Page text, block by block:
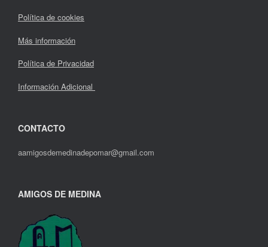
Política de cookies
Más información
Política de Privacidad
Información Adicional
CONTACTO
aamigosdemedinadepomar@gmail.com
AMIGOS DE MEDINA